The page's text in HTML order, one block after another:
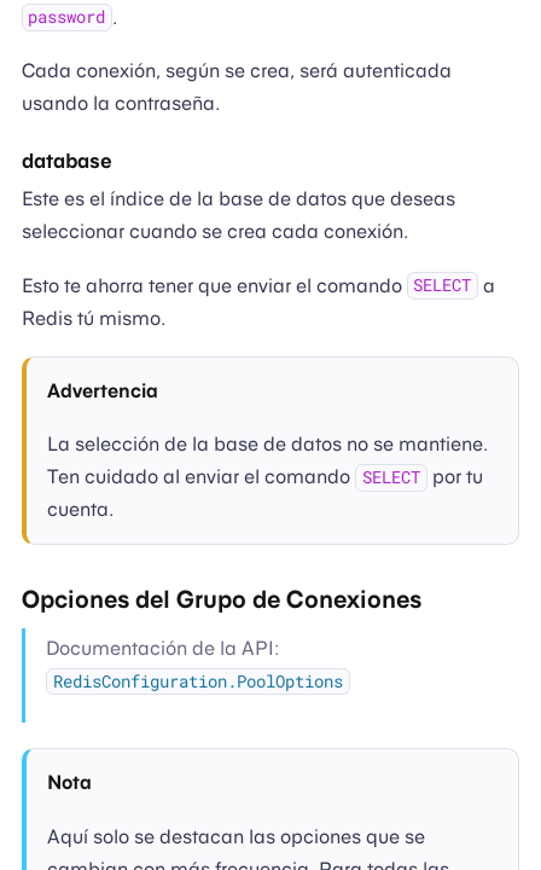
password .
Cada conexión, según se crea, será autenticada
usando la contraseña.
database
Este es el índice de la base de datos que deseas
seleccionar cuando se crea cada conexión.
Esto te ahorra tener que enviar el comando SELECT a
Redis tú mismo.
Advertencia
La selección de la base de datos no se mantiene.
Ten cuidado al enviar el comando
SELECT
por tu
cuenta.
Opciones del Grupo de Conexiones
Documentación de la API:
RedisConfiguration.PoolOptions
Nota
Aquí solo se destacan las opciones que se